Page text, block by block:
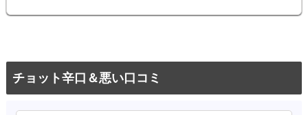
チョット辛口＆悪い口コミ